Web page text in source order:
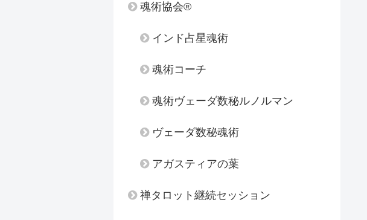
魂術協会®
インド占星魂術
魂術コーチ
魂術ヴェーダ数秘ルノルマン
ヴェーダ数秘魂術
アガスティアの葉
禅タロット継続セッション